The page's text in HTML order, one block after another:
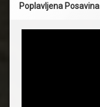
Poplavljena Posavina